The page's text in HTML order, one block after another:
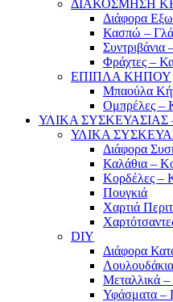
ΔΙΑΚΟΣΜΗΣΗ
Διάφορα
Κασπώ –
Συντριβάνια
Φράχτες –
ΕΠΙΠΛΑ ΚΗΠΟΥ
Μπαούλα
Ομπρέλες –
ΥΛΙΚΑ ΣΥΣΚΕΥΑΣΙΑΣ
ΥΛΙΚΑ
Διάφορα
Καλάθια –
Κορδέλες –
Πουγκιά
Χαρτιά
DIY
Διάφορα
Λουλουδάκια
Μεταλλικά –
Υφάσματα –